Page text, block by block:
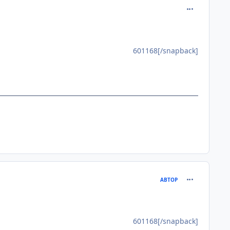
601168[/snapback]
АВТОР
601168[/snapback]